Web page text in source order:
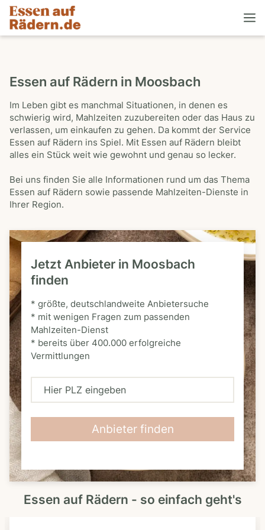
Essen auf Rädern in Moosbach
Im Leben gibt es manchmal Situationen, in denen es
schwierig wird, Mahlzeiten zuzubereiten oder das Haus zu
verlassen, um einkaufen zu gehen. Da kommt der Service
Essen auf Rädern ins Spiel. Mit Essen auf Rädern bleibt
alles ein Stück weit wie gewohnt und genau so lecker.
Bei uns finden Sie alle Informationen rund um das Thema
Essen auf Rädern sowie passende Mahlzeiten-Dienste in
Ihrer Region.
Jetzt Anbieter in Moosbach
finden
* größte, deutschlandweite Anbietersuche
* mit wenigen Fragen zum passenden
Mahlzeiten-Dienst
* bereits über 400.000 erfolgreiche
Vermittlungen
H
L
Z
Anbieter finden
Essen auf Rädern - so einfach geht's